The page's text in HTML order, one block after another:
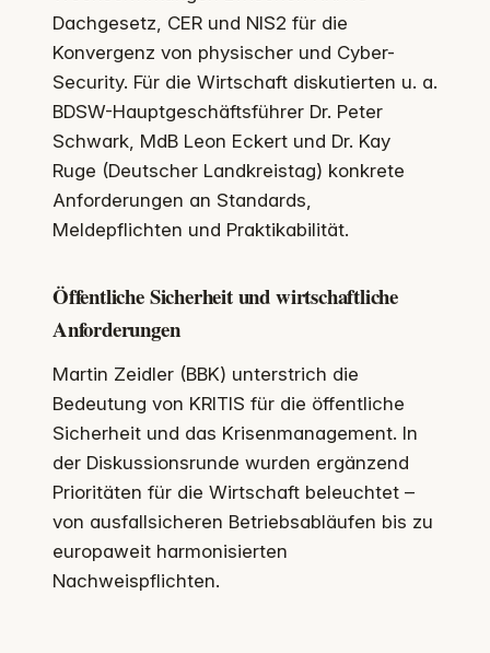
Dachgesetz, CER und NIS2 für die
Konvergenz von physischer und Cyber-
Security. Für die Wirtschaft diskutierten u. a.
BDSW-Hauptgeschäftsführer Dr. Peter
Schwark, MdB Leon Eckert und Dr. Kay
Ruge (Deutscher Landkreistag) konkrete
Anforderungen an Standards,
Meldepflichten und Praktikabilität.
Öffentliche Sicherheit und wirtschaftliche
Anforderungen
Martin Zeidler (BBK) unterstrich die
Bedeutung von KRITIS für die öffentliche
Sicherheit und das Krisenmanagement. In
der Diskussionsrunde wurden ergänzend
Prioritäten für die Wirtschaft beleuchtet –
von ausfallsicheren Betriebsabläufen bis zu
europaweit harmonisierten
Nachweispflichten.